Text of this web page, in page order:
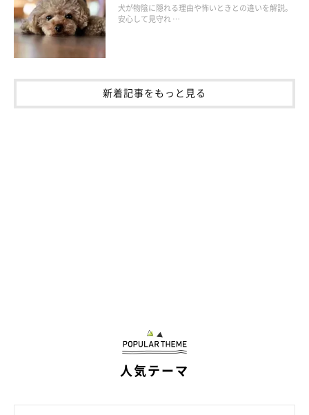
犬が物陰に隠れる理由や怖いときとの違いを解説。
安心して見守れ …
新着記事をもっと見る
人気テーマ